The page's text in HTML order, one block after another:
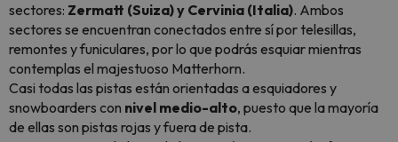
sectores: Zermatt (Suiza) y Cervinia (Italia). Ambos
sectores se encuentran conectados entre sí por telesillas,
remontes y funiculares, por lo que podrás esquiar mientras
contemplas el majestuoso Matterhorn.
Casi todas las pistas están orientadas a esquiadores y
snowboarders con nivel medio-alto, puesto que la mayoría
de ellas son pistas rojas y fuera de pista.